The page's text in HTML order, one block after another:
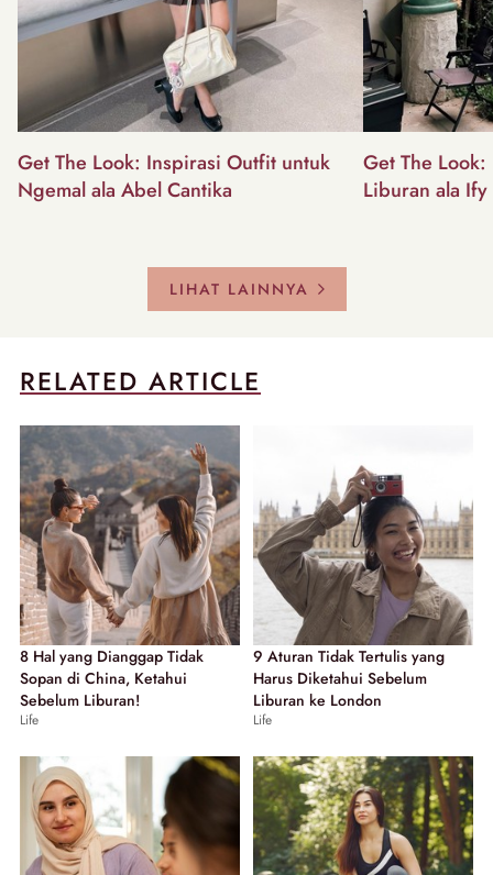
Get The Look: Inspirasi Outfit untuk
Ngemal ala Abel Cantika
Get The
Liburan ala Ify
LIHAT LAINNYA
RELATED ARTICLE
8 Hal yang Dianggap Tidak
Sopan di China, Ketahui
Sebelum Liburan!
Life
9 Aturan Tidak Tertulis yang
Harus Diketahui Sebelum
Liburan ke London
Life